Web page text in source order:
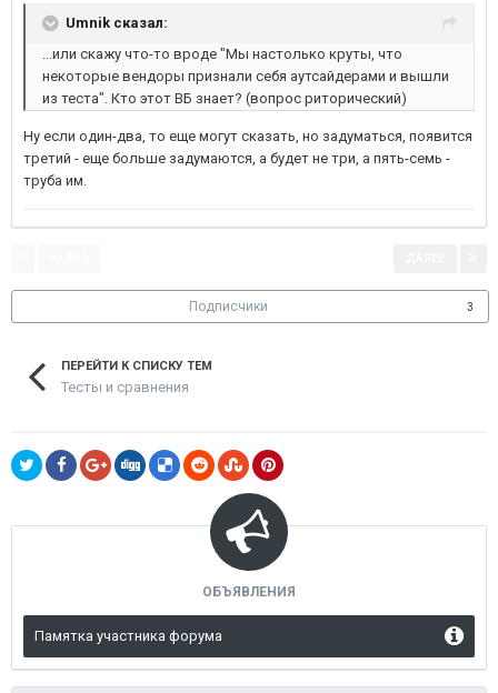
Umnik сказал:
...или скажу что-то вроде "Мы настолько круты, что
некоторые вендоры признали себя аутсайдерами и вышли
из теста". Кто этот ВБ знает? (вопрос риторический)
Ну если один-два, то еще могут сказать, но задуматься, появится
третий - еще больше задумаются, а будет не три, а пять-семь -
труба им.
Подписчики 3
ПЕРЕЙТИ К СПИСКУ ТЕМ
Тесты и сравнения
ОБЪЯВЛЕНИЯ
Памятка участника форума